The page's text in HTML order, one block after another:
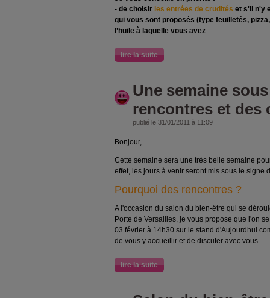
- de choisir les entrées de crudités et s'il n'y
qui vous sont proposés (type feuilletés,
l’huile à laquelle vous avez
lire la suite
Une semaine
rencontres et des
publié le 31/01/2011 à 11:09
Bonjour,
Cette semaine sera une très belle semaine
effet, les jours à venir seront mis sous le signe
Pourquoi des rencontres ?
A l'occasion du salon du bien-être qui se
Porte de Versailles, je vous propose que l'on
03 février à 14h30 sur le stand
de vous y accueillir et de discuter avec vous.
lire la suite